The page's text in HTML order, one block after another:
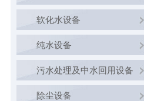
软化水设备
纯水设备
污水处理及中水回用设备
除尘设备